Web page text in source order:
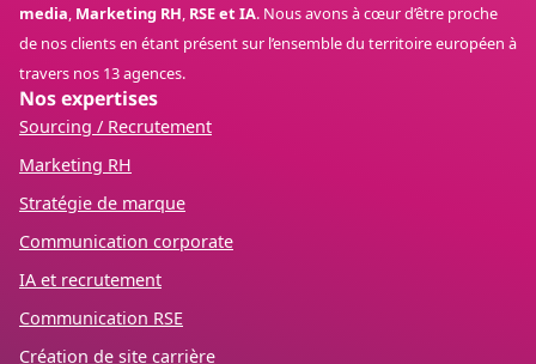
media, Marketing RH, RSE et IA. Nous avons à cœur d’être proche
de nos clients en étant présent sur l’ensemble du territoire européen à
travers nos 13 agences.
Nos expertises
Sourcing / Recrutement
Marketing RH
Stratégie de marque
Communication corporate
IA et recrutement
Communication RSE
Création de site carrière